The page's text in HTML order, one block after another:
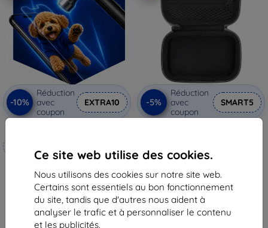
Ce site web utilise des cookies.
Nous utilisons des cookies sur notre site web.
Certains sont essentiels au bon fonctionnement
du site, tandis que d'autres nous aident à
analyser le trafic et à personnaliser le contenu
et les publicités.
-10%
Réduction
avec
coupon
EXTRA10
18,82 €
En stock 4 pièces
-5%
Réduction
avec
coupon
SMART5
10,36 €
En stock 3 pièces